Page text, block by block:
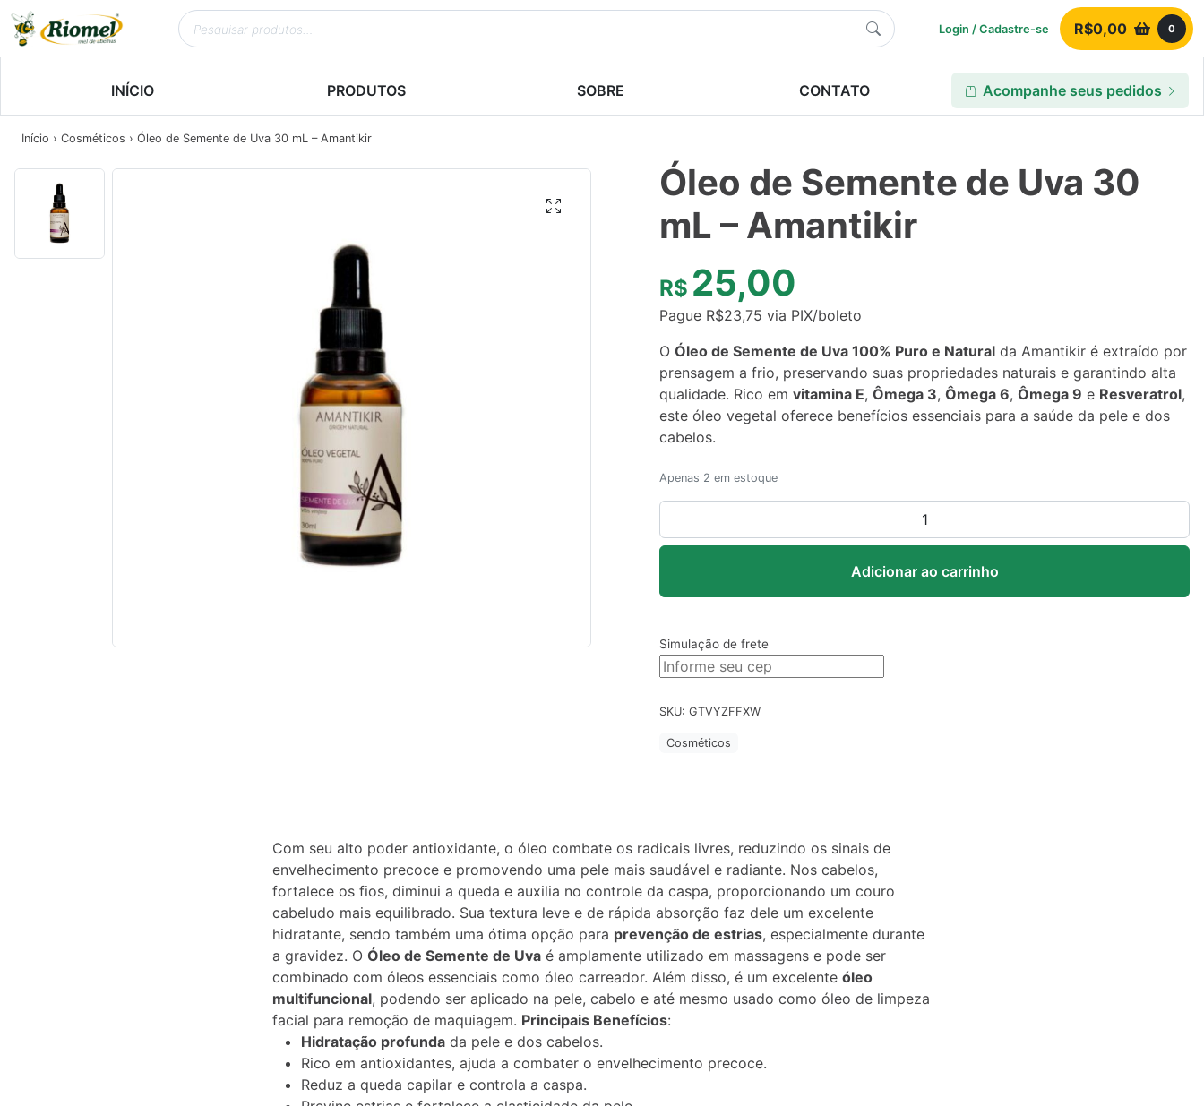
Login / Cadastre-se R$0,00 0
INÍCIO PRODUTOS SOBRE CONTATO Acompanhe seus pedidos
Início › Cosméticos › Óleo de Semente de Uva 30 mL – Amantikir
Óleo de Semente de Uva 30
mL – Amantikir
R$ 25,00
Pague R$23,75 via PIX/boleto
O Óleo de Semente de Uva 100% Puro e Natural da Amantikir é extraído por
prensagem a frio, preservando suas propriedades naturais e garantindo alta
qualidade. Rico em vitamina E, Ômega 3, Ômega 6, Ômega 9 e Resveratrol,
este óleo vegetal oferece benefícios essenciais para a saúde da pele e dos
cabelos.
Apenas 2 em estoque
de
Semente
Uva
mL
-
Amantikir
quantidade
Adicionar ao carrinho
Simulação de frete
SKU: GTVYZFFXW
Cosméticos
Com seu alto poder antioxidante, o óleo combate os radicais livres, reduzindo os sinais de
envelhecimento precoce e promovendo uma pele mais saudável e radiante. Nos cabelos,
fortalece os fios, diminui a queda e auxilia no controle da caspa, proporcionando um couro
cabeludo mais equilibrado. Sua textura leve e de rápida absorção faz dele um excelente
hidratante, sendo também uma ótima opção para prevenção de estrias, especialmente durante
a gravidez. O Óleo de Semente de Uva é amplamente utilizado em massagens e pode ser
combinado com óleos essenciais como óleo carreador. Além disso, é um excelente óleo
multifuncional, podendo ser aplicado na pele, cabelo e até mesmo usado como óleo de limpeza
facial para remoção de maquiagem. Principais Benefícios:
Hidratação profunda da pele e dos cabelos.
Rico em antioxidantes, ajuda a combater o envelhecimento precoce.
Reduz a queda capilar e controla a caspa.